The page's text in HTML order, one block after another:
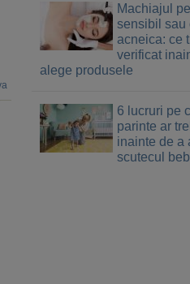
Machiajul
sensibil sau
acneica: ce
verificat
alege produsele
6 lucruri pe
parinte ar
inainte de a
scutecul